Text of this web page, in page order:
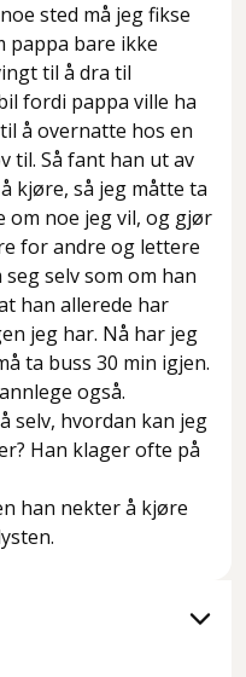
sted må jeg fikse
pappa bare ikke
til å dra til
fordi pappa ville ha
å overnatte hos en
til. Så fant han ut av
kjøre, så jeg måtte ta
om noe jeg vil, og gjør
for andre og lettere
selv som om han
han allerede har
jeg har. Nå har jeg
ta buss 30 min igjen.
også.
selv, hvordan kan jeg
Han klager ofte på
han nekter å kjøre